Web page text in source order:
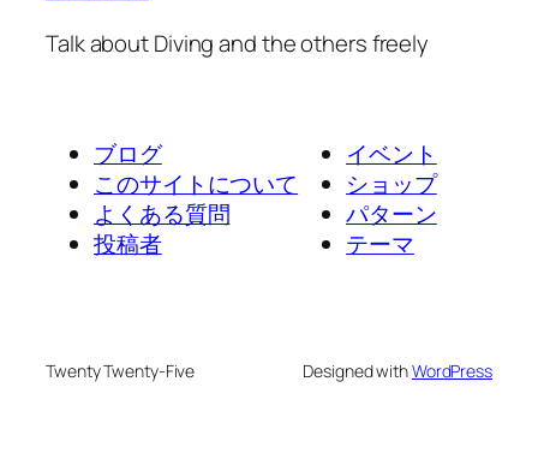
Talk about Diving and the others freely
ブログ
このサイトについて
よくある質問
投稿者
イベント
ショップ
パターン
テーマ
Twenty Twenty-Five Designed withWordPress